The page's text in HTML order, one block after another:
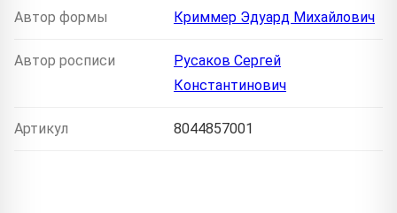
Автор формы Криммер Эдуард Михайлович
Автор росписи
Русаков Сергей
Константинович
Артикул 8044857001